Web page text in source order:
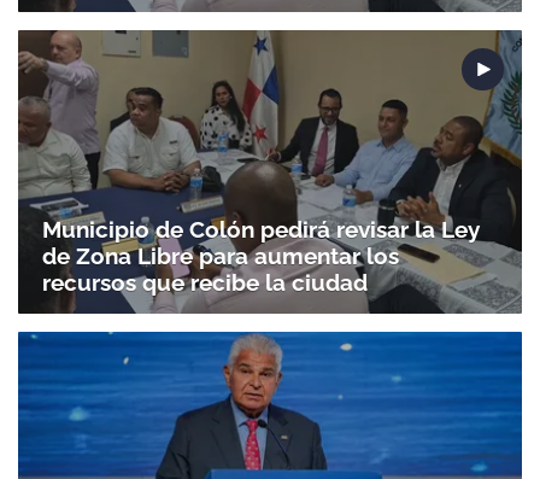
Municipio de Colón pedirá revisar la Ley
de Zona Libre para aumentar los
recursos que recibe la ciudad